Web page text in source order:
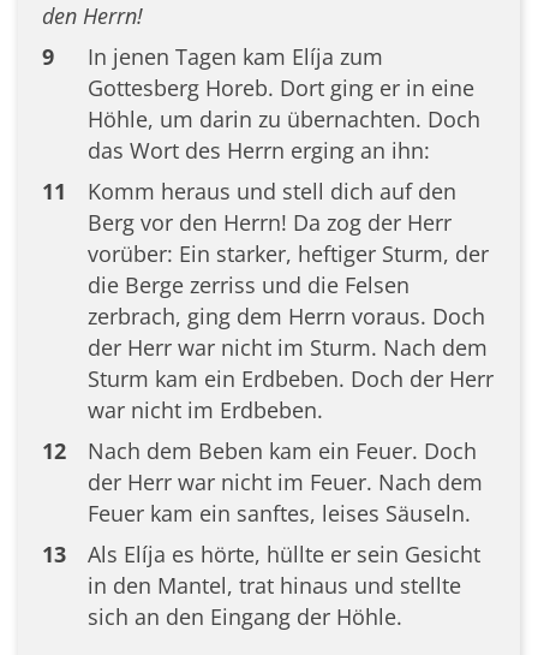
den Herrn!
9
In jenen Tagen kam Elíja zum
Gottesberg Horeb. Dort ging er in eine
Höhle, um darin zu übernachten. Doch
das Wort des Herrn erging an ihn:
11
Komm heraus und stell dich auf den
Berg vor den Herrn! Da zog der Herr
vorüber: Ein starker, heftiger Sturm, der
die Berge zerriss und die Felsen
zerbrach, ging dem Herrn voraus. Doch
der Herr war nicht im Sturm. Nach dem
Sturm kam ein Erdbeben. Doch der Herr
war nicht im Erdbeben.
12
Nach dem Beben kam ein Feuer. Doch
der Herr war nicht im Feuer. Nach dem
Feuer kam ein sanftes, leises Säuseln.
13
Als Elíja es hörte, hüllte er sein Gesicht
in den Mantel, trat hinaus und stellte
sich an den Eingang der Höhle.